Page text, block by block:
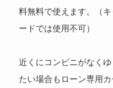
料無料で使えます。（
ードでは使用不可）
近くにコンビニがなく
たい場合もローン専用